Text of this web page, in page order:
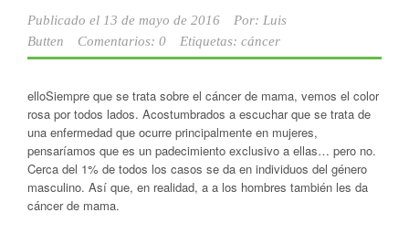
Publicado el 13 de mayo de 2016 Por: Luis
Butten
Comentarios: 0 Etiquetas: cáncer
elloSiempre que se trata sobre el cáncer de mama, vemos el color
rosa por todos lados. Acostumbrados a escuchar que se trata de
una enfermedad que ocurre principalmente en mujeres,
pensaríamos que es un padecimiento exclusivo a ellas… pero no.
Cerca del 1% de todos los casos se da en individuos del género
masculino. Así que, en realidad, a a los hombres también les da
cáncer de mama.